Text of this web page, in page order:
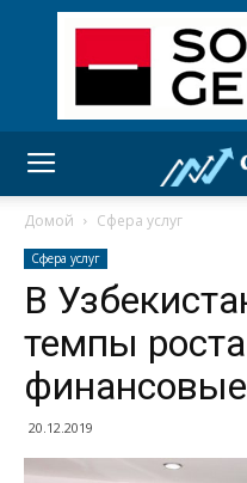
Домой Сфера услуг
Сфера услуг
В
темпы
финансовые
20.12.2019